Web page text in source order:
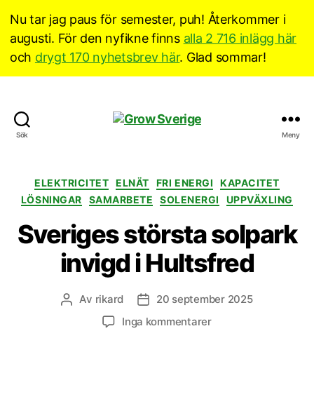
Nu tar jag paus för semester, puh! Återkommer i
augusti. För den nyfikne finns alla 2 716 inlägg här
och drygt 170 nyhetsbrev här. Glad sommar!
Sök Meny
Kategorier
ELEKTRICITET ELNÄT FRI ENERGI
KAPACITET
LÖSNINGAR
SAMARBETE SOLENERGI UPPVÄXLING
Sveriges största solpark
invigd i Hultsfred
Inläggsförfattare
Av rikard Inläggsdatum
20 september 2025
Inga kommentarertill